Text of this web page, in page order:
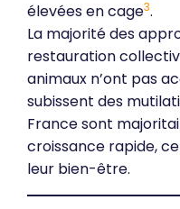
élevées en cage3.
La majorité des
restauration
animaux n’ont pas
subissent des
France sont
croissance rapide,
leur bien-être.